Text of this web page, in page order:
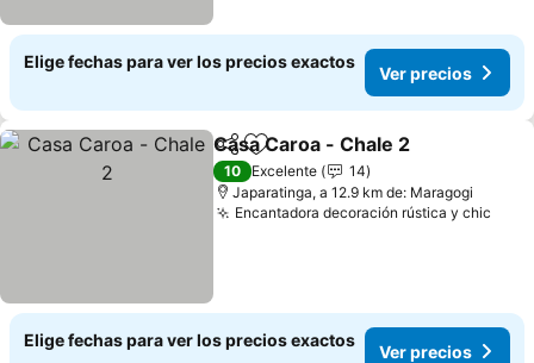
Elige fechas para ver los precios exactos
Ver precios
CompartirAgregar a favoritos
Casa Caroa - Chale 2
10 Excelente
14
Japaratinga, a 12.9 km de: Maragogi
Encantadora decoración rústica y chic
Elige fechas para ver los precios exactos
Ver precios